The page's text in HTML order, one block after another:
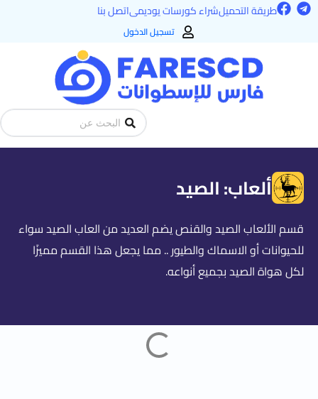
تخطي
طريقة التحميلشراء كورسات يوديمىاتصل بنا T
e
F
a تسجيل الدخول
Search
...
ألعاب: الصيد
قسم الألعاب الصيد والقنص يضم العديد من العاب الصيد سواء
للحيوانات أو الاسماك والطيور .. مما يجعل هذا القسم مميزًا
لكل هواة الصيد بجميع أنواعه.